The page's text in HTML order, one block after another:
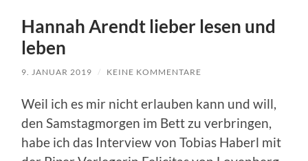
Hannah Arendt lieber lesen und
leben
9. JANUAR 2019 / KEINE KOMMENTARE
Weil ich es mir nicht erlauben kann und will,
den Samstagmorgen im Bett zu verbringen,
habe ich das Interview von Tobias Haberl mit